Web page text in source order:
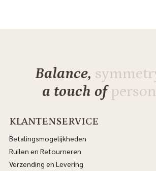
Balance,
a touch of
KLANTENSERVICE
Betalingsmogelijkheden
Ruilen en Retourneren
Verzending en Levering